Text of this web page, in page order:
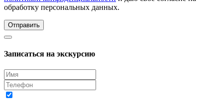
обработку персональных данных.
Отправить
Записаться на экскурсию